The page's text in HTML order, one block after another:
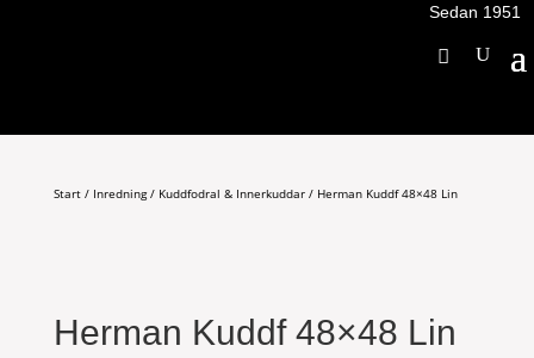
Sedan 1951
Start/ Inredning/ Kuddfodral & Innerkuddar/ Herman Kuddf 48×48 Lin
Herman Kuddf 48×48 Lin